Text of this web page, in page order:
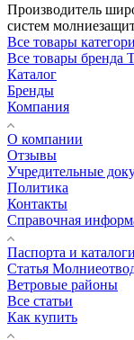
Производитель
систем
Все товары
Все товары бренда
Каталог
Бренды
Компания
О компании
Отзывы
Учредительные
Политика
Контакты
Справочная
Паспорта и каталоги
Статья
Ветровые районы
Все статьи
Как купить